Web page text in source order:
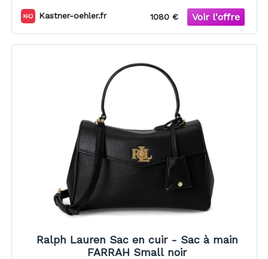
Kastner-oehler.fr 1080 €
Ralph Lauren Sac en cuir - Sac à main
FARRAH Small noir